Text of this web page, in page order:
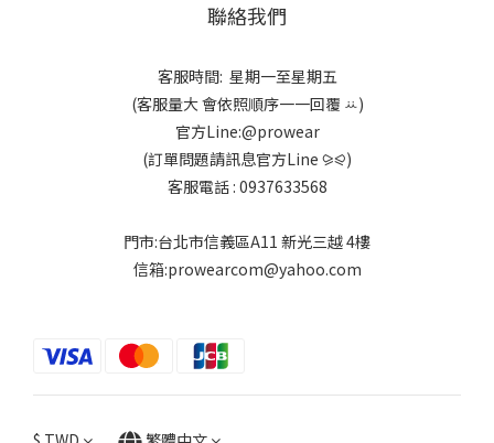
聯絡我們
客服時間: 星期一至星期五
(客服量大 會依照順序一一回覆 ꕁ)
官方Line:@prowear
(訂單問題請訊息官方Line ⪩⪨)
客服電話 : 0937633568
門市:台北市信義區A11 新光三越 4樓
信箱:prowearcom@yahoo.com